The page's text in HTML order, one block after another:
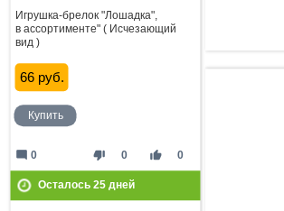
Игрушка-брелок "Лошадка",
в ассортименте" ( Исчезающий
вид )
66 руб.
Купить
thumb_down 0 thumb_up 0
mode_comment 0
Осталось 25дней